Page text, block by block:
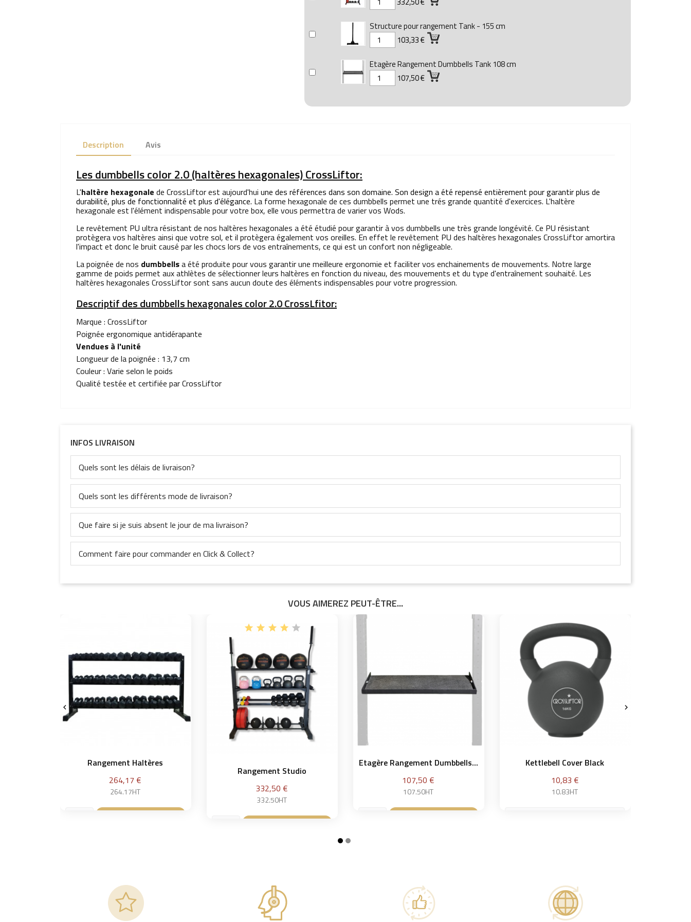
Structure pour rangement Tank - 155 cm
103,33 €
Etagère Rangement Dumbbells Tank 108 cm
107,50 €
Description Avis
Les dumbbells color 2.0 (haltères hexagonales) CrossLiftor:
L'haltère hexagonale de CrossLiftor est aujourd'hui une des références dans son domaine. Son design a été repensé entièrement pour garantir plus de
durabilité, plus de fonctionnalité et plus d'élégance. La forme hexagonale de ces dumbbells permet une trés grande quantité d'exercices. L'haltère
hexagonale est l'élément indispensable pour votre box, elle vous permettra de varier vos Wods.
Le revêtement PU ultra résistant de nos haltères hexagonales a été étudié pour garantir à vos dumbbells une très grande longévité. Ce PU résistant
protègera vos haltères ainsi que votre sol, et il protègera également vos oreilles. En effet le revêtement PU des haltères hexagonales CrossLiftor amortira
l'impact et donc le bruit causé par les chocs lors de vos entraînements, ce qui est un confort non négligeable.
La poignée de nos dumbbellsa été produite pour vous garantir une meilleure ergonomie et faciliter vos enchainements de mouvements. Notre large
gamme de poids permet aux athlètes de sélectionner leurs haltères en fonction du niveau, des mouvements et du type d'entraînement souhaité. Les
haltères hexagonales CrossLiftor sont sans aucun doute des éléments indispensables pour votre progression.
Descriptif des dumbbells hexagonales color 2.0 CrossLfitor:
Marque : CrossLiftor
Poignée ergonomique antidérapante
Vendues à l'unité
Longueur de la poignée : 13,7 cm
Couleur : Varie selon le poids
Qualité testée et certifiée par CrossLiftor
INFOS LIVRAISON
Quels sont les délais de livraison?
Quels sont les différents mode de livraison?
Que faire si je suis absent le jour de ma livraison?
Comment faire pour commander en Click & Collect?
VOUS AIMEREZ PEUT-ÊTRE...
Rangement Haltères
Prix
264,17 €
264.17HT
Rangement Studio
Prix
332,50 €
332.50HT
Etagère Rangement Dumbbells...
Prix
107,50 €
107.50HT
Kettlebell Cover Black
Prix
10,83 €
10.83HT
 